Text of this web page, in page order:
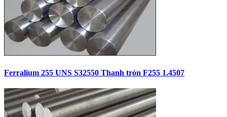
Ferralium 255 UNS S32550 Thanh tròn F255 1.4507